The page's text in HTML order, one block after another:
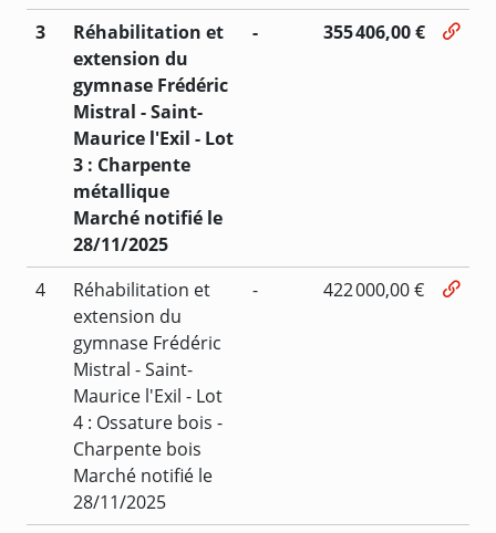
3
Réhabilitation et
extension du
gymnase Frédéric
Mistral - Saint-
Maurice l'Exil - Lot
3 : Charpente
métallique
Marché notifié le
28/11/2025
- 355 406,00 €
4
Réhabilitation et
extension du
gymnase Frédéric
Mistral - Saint-
Maurice l'Exil - Lot
4 : Ossature bois -
Charpente bois
Marché notifié le
28/11/2025
- 422 000,00 €